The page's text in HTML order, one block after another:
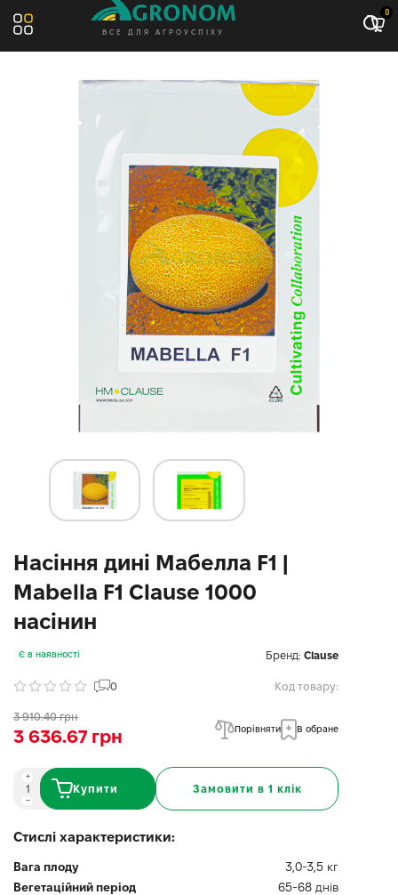
ВСЕ ДЛЯ АГРОУСПІХУ
0
Насіння дині Мабелла F1 |
Mabella F1 Clause 1000
насінин
Є в наявності Бренд: Clause
0 Код товару:
3 910.40 грн
3 636.67 грн Порівняти В обране
Купити Замовити в 1 клік
Стислі характеристики:
Вага плоду
3,0-3,5 кг
Вегетаційний період
65-68 днів